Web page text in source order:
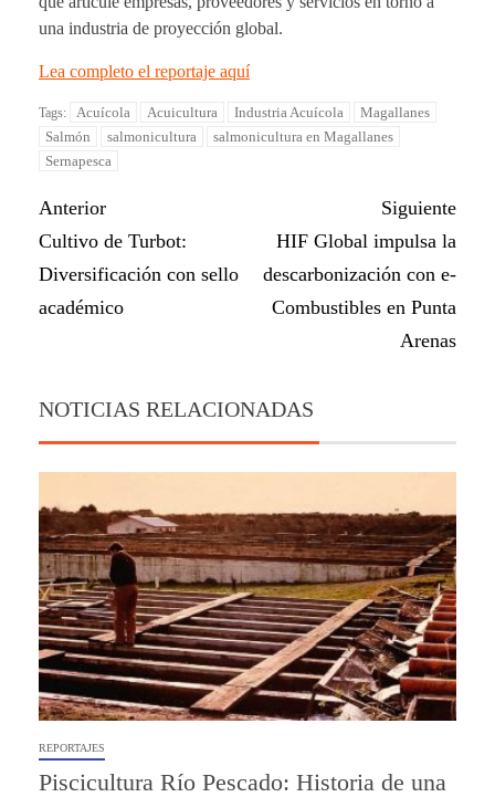
una industria de proyección global.
Lea completo el reportaje aquí
Tags: Acuícola Acuicultura Industria Acuícola
Magallanes
Salmón
salmonicultura
salmonicultura en Magallanes
Sernapesca
Anterior
Cultivo de Turbot:
Diversificación con sello
académico
Siguiente
HIF Global impulsa la
descarbonización con e-
Combustibles en Punta
Arenas
NOTICIAS RELACIONADAS
REPORTAJES
Piscicultura Río Pescado: Historia de una